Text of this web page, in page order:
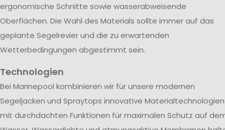
ergonomische Schnitte sowie wasserabweisende
Oberflächen. Die Wahl des Materials sollte immer auf das
geplante Segelrevier und die zu erwartenden
Wetterbedingungen abgestimmt sein.
Technologien
Bei Marinepool kombinieren wir für unsere modernen
Segeljacken und Spraytops innovative Materialtechnologien
mit durchdachten Funktionen für maximalen Schutz auf